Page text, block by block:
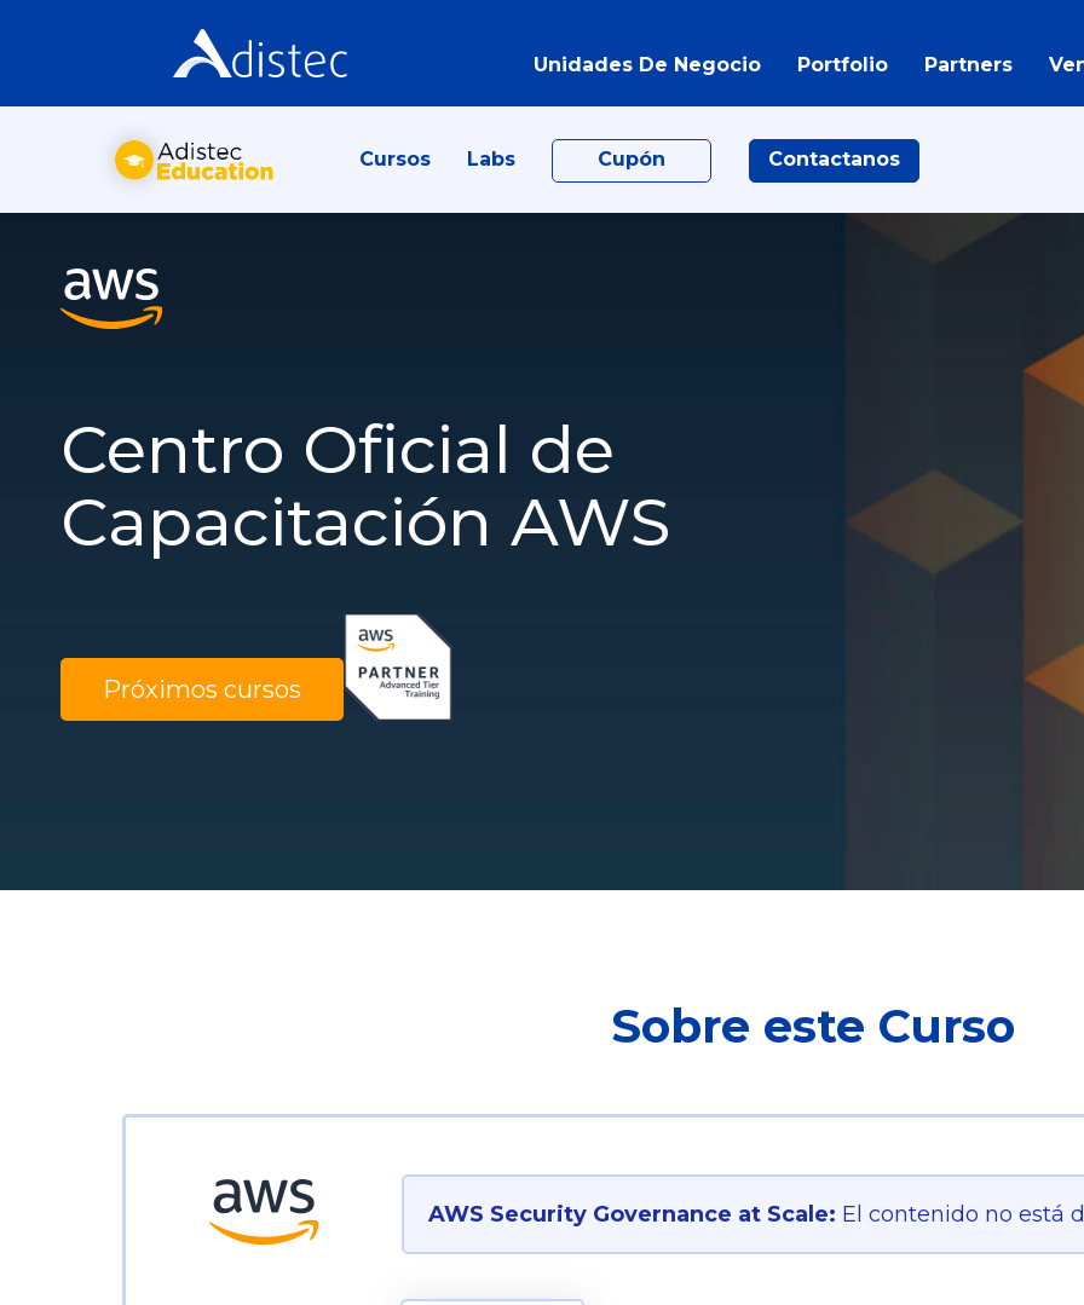
Unidades De Negocio Portfolio Partners
Cursos Labs Cupón Contactanos
Centro Oficial de
Capacitación AWS
Próximos cursos
Sobre este Curso
AWS Security Governance at Scale: El contenido no está